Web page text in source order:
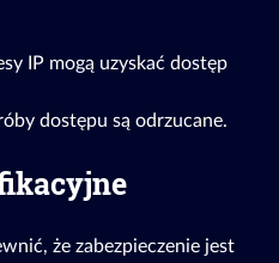
IP mogą uzyskać dostęp
dostępu są odrzucane.
że zabezpieczenie jest